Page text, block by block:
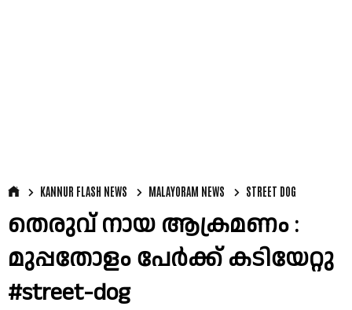
KANNUR FLASH NEWS MALAYORAM NEWS STREET DOG
തെരുവ് നായ ആക്രമണം :
മുപ്പതോളം പേര്‍ക്ക് കടിയേറ്റു
#street-dog